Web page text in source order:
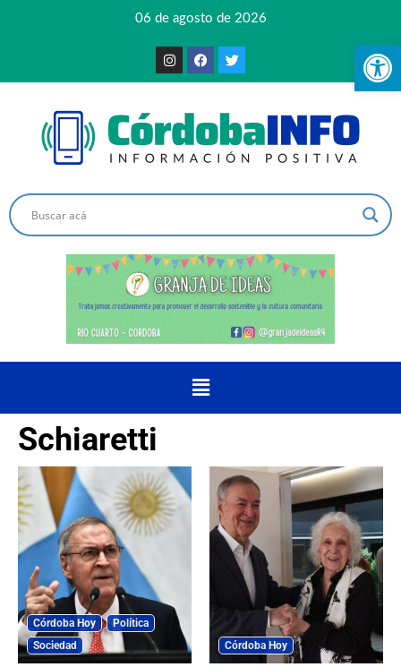
06 de agosto de 2026
Schiaretti
Córdoba Hoy
Política
Sociedad
Córdoba Hoy